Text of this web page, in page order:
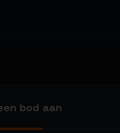
bod aan